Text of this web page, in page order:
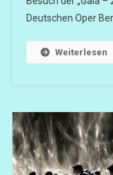
Deutschen Oper
Weiterlesen